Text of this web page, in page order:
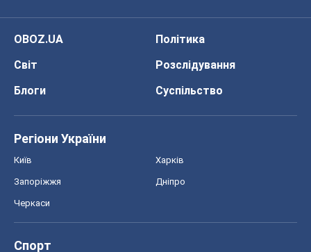
OBOZ.UA
Політика
Світ
Розслідування
Блоги
Суспільство
Регіони України
Київ Харків
Запоріжжя Дніпро
Черкаси
Спорт